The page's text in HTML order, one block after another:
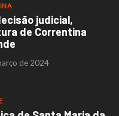
judicial,
de Correntina
de 2024